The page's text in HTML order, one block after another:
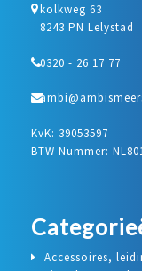
kolkweg 63
8243 PN Lelystad
0320 - 26 17 77
KvK: 39053597
BTW Nummer:
Accessoires,